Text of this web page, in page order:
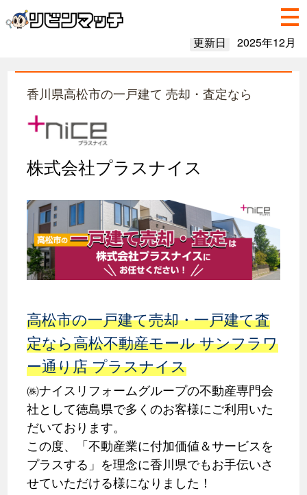
更新日 2025年12月
香川県高松市の一戸建て 売却・査定なら
株式会社プラスナイス
高松市の一戸建て売却・一戸建て査
定なら高松不動産モール サンフラワ
ー通り店 プラスナイス
㈱ナイスリフォームグループの不動産専門会
社として徳島県で多くのお客様にご利用いた
だいております。
この度、「不動産業に付加価値＆サービスを
プラスする」を理念に香川県でもお手伝いさ
せていただける様になりました！